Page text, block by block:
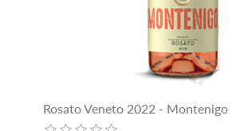
Rosato Veneto 2022 - Montenigo